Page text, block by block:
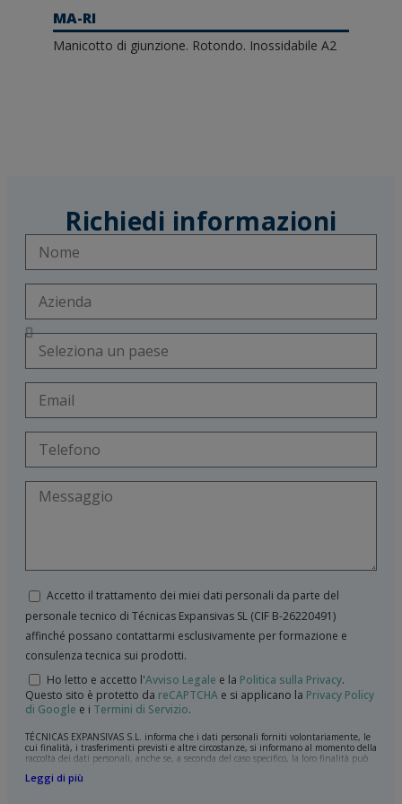
MA-RI
Manicotto di giunzione. Rotondo. Inossidabile A2
Richiedi informazioni
Accetto il trattamento dei miei dati personali da parte del
personale tecnico di Técnicas Expansivas SL (CIF B-­26220491)
affinché possano contattarmi esclusivamente per formazione e
consulenza tecnica sui prodotti.
Ho letto e accetto l'Avviso Legale e la Politica sulla Privacy.
Questo sito è protetto da reCAPTCHA e si applicano la Privacy Policy
di Google e i Termini di Servizio.
TÉCNICAS EXPANSIVAS S.L. informa che i dati personali forniti volontariamente, le
cui finalità, i trasferimenti previsti e altre circostanze, si informano al momento della
raccolta dei dati personali, anche se, a seconda del caso specifico, la loro finalità può
mantenimento della relazione stabilita, la gestione integrale e commerciale dei
Leggi di più